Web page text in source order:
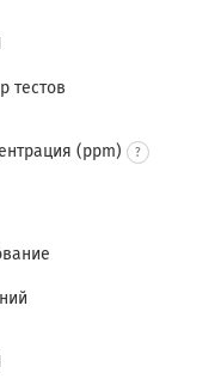
тестов
(ppm)